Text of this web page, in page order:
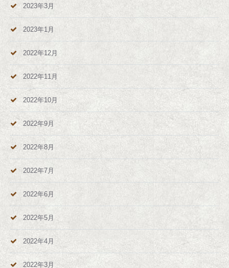
2023年3月
2023年1月
2022年12月
2022年11月
2022年10月
2022年9月
2022年8月
2022年7月
2022年6月
2022年5月
2022年4月
2022年3月